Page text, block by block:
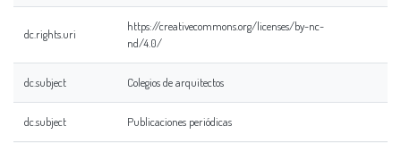
dc.rights.uri
https://creativecommons.org/licenses/by-nc-
nd/4.0/
dc.subject Colegios de arquitectos
dc.subject Publicaciones periódicas